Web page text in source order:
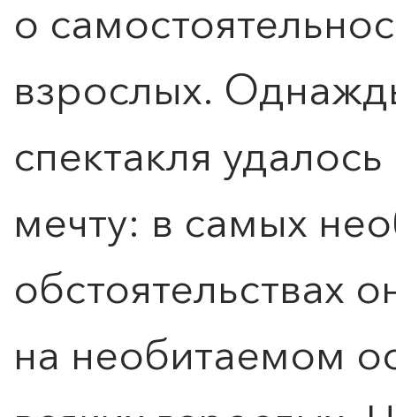
о
взрослых.
спектакля
мечту: в самых
обстоятельствах
на необитаемом